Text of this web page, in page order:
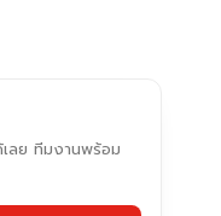
ลย ทีมงานพร้อม